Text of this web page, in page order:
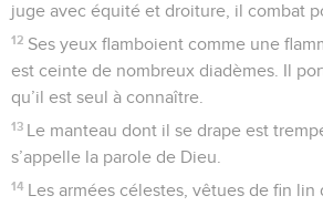
juge avec équité et droiture, il combat
12 Ses yeux flamboient comme une
est ceinte de nombreux diadèmes. Il
qu’il est seul à connaître.
13 Le manteau dont il se drape est
s’appelle la parole de Dieu.
14 Les armées célestes, vêtues de fin lin